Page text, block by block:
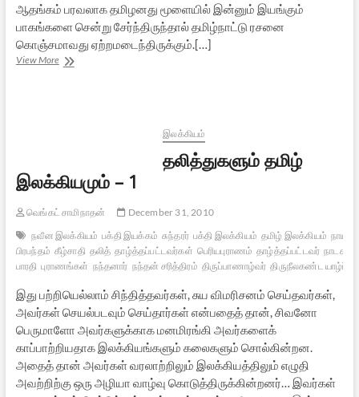
ஆதங்கம் பரவலாக தமிழனது மூளையில் இன்னும் இயங்கும்
பாகங்களை சென்று சேர்ந்திருந்தால் தமிழ்நாட்டு ரசனை
கொஞ்சமாவது ஏற்றமடைந்திருக்கும்.[…]
View Moreநமக்கு
இலக்கியம்
தலித்துகளும் தமிழ்
இலக்கியமும் – 1
வெங்கட் சாமிநாதன்
December 31, 2010
நவீன இலக்கியம் பக்தி இயக்கம் சுந்தரர் பக்தி இலக்கியம் தமிழ் இலக்கியம்
பிரபந்தம் கீழ்சாதி தலித் தாழ்த்தப்பட்டவர்கள் பெரியபுராணம் தாழ்த்தப்பட்டவர் நாடகம்
பாரதி புராணங்கள் நந்தனார் நந்தன் சரித்திரம் திருப்பாணாழ்வர் திருநீலகண்ட
இது பற்றியெல்லாம் சிந்தித்தவர்கள், சுய விமரிசனம் செய்தவர்கள்,
அவர்கள் செயல்படவும் செய்தார்கள் என்பதைத் தான், சிவனோ
பெருமாளோ அவர்களுக்காக மனமிரங்கி அவர்களைக்
காப்பாற்றியதாக இலக்கியங்களும் கலைகளும் சொல்கின்றன.
அதைத் தான் அவர்கள் வரலாற்றிலும் இலக்கியத்திலும் எழுதி
அவற்றிற்கு ஒரு அழியா வாழ்வு கொடுத்திருக்கின்றனர்… இவர்கள்